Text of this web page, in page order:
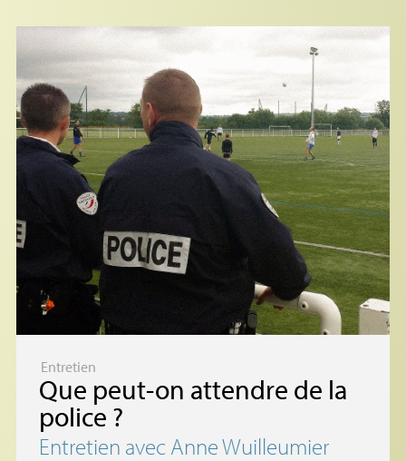
Entretien
Que peut-on attendre de la
police ?
Entretien avec Anne Wuilleumier